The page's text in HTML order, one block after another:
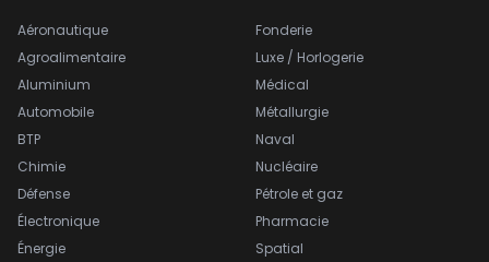
Aéronautique
Agroalimentaire
Aluminium
Automobile
BTP
Chimie
Défense
Électronique
Énergie
Fonderie
Luxe / Horlogerie
Médical
Métallurgie
Naval
Nucléaire
Pétrole et gaz
Pharmacie
Spatial